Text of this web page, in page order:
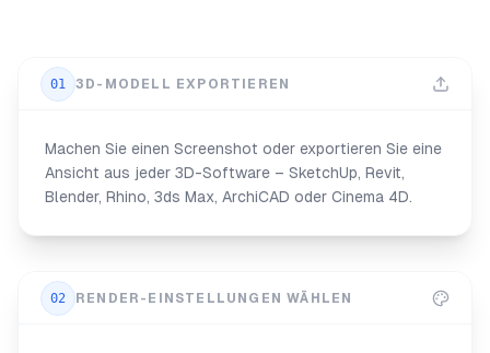
01 3D-MODELL EXPORTIEREN
Machen Sie einen Screenshot oder exportieren Sie eine
Ansicht aus jeder 3D-Software – SketchUp, Revit,
Blender, Rhino, 3ds Max, ArchiCAD oder Cinema 4D.
02 RENDER-EINSTELLUNGEN WÄHLEN